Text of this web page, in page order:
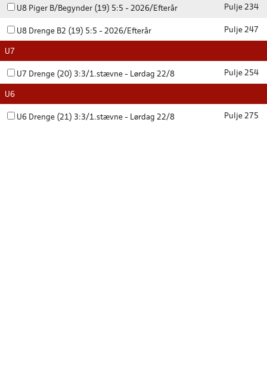
U8 Piger B/Begynder (19) 5:5 - 2026/Efterår Pulje 234
U8 Drenge B2 (19) 5:5 - 2026/Efterår Pulje 247
U7
U7 Drenge (20) 3:3/1.stævne - Lørdag 22/8 Pulje 254
U6
U6 Drenge (21) 3:3/1.stævne - Lørdag 22/8 Pulje 275